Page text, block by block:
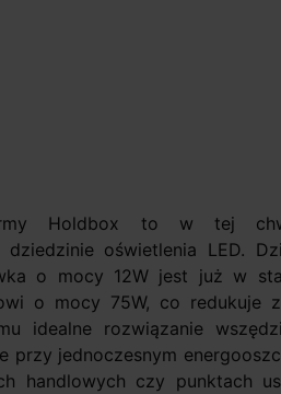
Holdbox to w tej
oświetlenia LED.
o mocy 12W jest już w
o mocy 75W, co redukuje
idealne rozwiązanie
przy jednoczesnym
handlowych czy punktach